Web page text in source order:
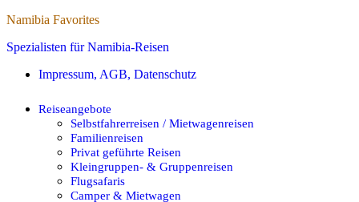
Namibia Favorites
Spezialisten für Namibia-Reisen
Impressum, AGB, Datenschutz
Reiseangebote
Selbstfahrerreisen / Mietwagenreisen
Familienreisen
Privat geführte Reisen
Kleingruppen- & Gruppenreisen
Flugsafaris
Camper & Mietwagen